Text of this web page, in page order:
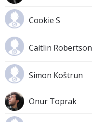
Cookie S
Caitlin Robertson
Simon Koštrun
Onur Toprak